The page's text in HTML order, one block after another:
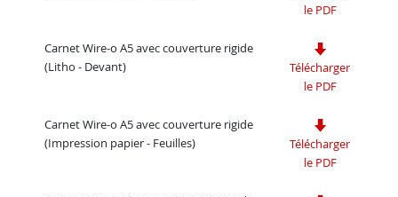
le PDF
Carnet Wire-o A5 avec couverture rigide
(Litho - Devant)
Télécharger
le PDF
Carnet Wire-o A5 avec couverture rigide
(Impression papier - Feuilles)
Télécharger
le PDF